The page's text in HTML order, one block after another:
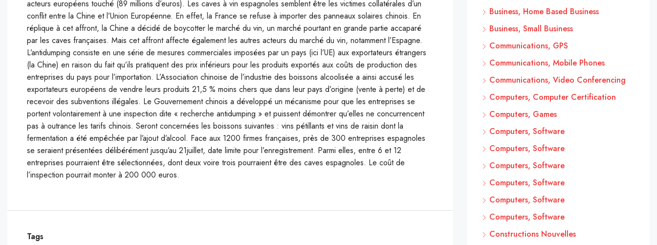
acteurs européens touché (89 millions d’euros). Les caves à vin espagnoles semblent être les victimes collatérales d’un
conflit entre la Chine et l’Union Européenne. En effet, la France se refuse à importer des panneaux solaires chinois. En
réplique à cet affront, la Chine a décidé de boycotter le marché du vin, un marché pourtant en grande partie accaparé
par les caves françaises. Mais cet affront affecte également les autres acteurs du marché du vin, notamment l’Espagne.
L’antidumping consiste en une série de mesures commerciales imposées par un pays (ici l’UE) aux exportateurs étrangers
(la Chine) en raison du fait qu’ils pratiquent des prix inférieurs pour les produits exportés aux coûts de production des
entreprises du pays pour l’importation. L’Association chinoise de l’industrie des boissons alcoolisée a ainsi accusé les
exportateurs européens de vendre leurs produits 21,5 % moins chers que dans leur pays d’origine (vente à perte) et de
recevoir des subventions illégales. Le Gouvernement chinois a développé un mécanisme pour que les entreprises se
portent volontairement à une inspection dite « recherche antidumping » et puissent démontrer qu’elles ne concurrencent
pas à outrance les tarifs chinois. Seront concernées les boissons suivantes : vins pétillants et vins de raisin dont la
fermentation a été empêchée par l’ajout d’alcool. Face aux 1200 firmes françaises, près de 300 entreprises espagnoles
se seraient présentées délibérément jusqu’au 21juillet, date limite pour l’enregistrement. Parmi elles, entre 6 et 12
entreprises pourraient être sélectionnées, dont deux voire trois pourraient être des caves espagnoles. Le coût de
l’inspection pourrait monter à 200 000 euros.
Tags
Business, Home Based Business
Business, Small Business
Communications, GPS
Communications, Mobile Phones
Communications, Video Conferencing
Computers, Computer Certification
Computers, Games
Computers, Software
Computers, Software
Computers, Software
Computers, Software
Computers, Software
Computers, Software
Constructions Nouvelles